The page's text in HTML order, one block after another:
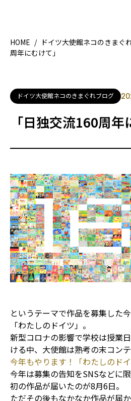
地域別ガイド
観光ガイド
著者一覧
ライター募集
HOME / ドイツ大使館ネコのきまぐ
周年にむけて」
ドイツ大使館ネコのきまぐれブログ
「日独交流160周年
というテーマで作品を募集した
「わたしのドイツ」。
新型コロナの影響で学校は授業
ける中、大使館は熟考の末コン
今年もやります！「わたしのドイ
今年は募集の告知をSNSなどに
初の作品が届いたのが8月6日。
ただその後もなかなか作品が届